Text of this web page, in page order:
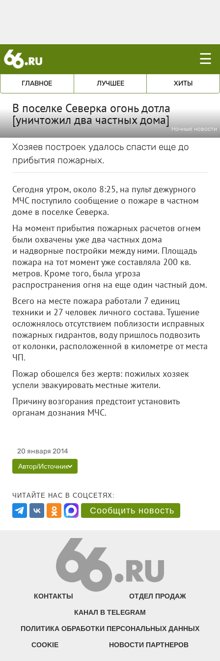
☰
ГЛАВНОЕ ЛУЧШЕЕ ХИТЫ
В поселке Северка огонь дотла
[уничтожил два частных дома]
Ночные новости
Хозяев построек удалось спасти еще до
прибытия пожарных.
Сегодня утром, около 8:25, на пульт дежурного
МЧС поступило сообщение о пожаре в частном
доме в поселке Северка.
На момент прибытия пожарных расчетов огнем
были охвачены уже два частных дома
и надворные постройки между ними. Площадь
пожара на тот момент уже составляла 200 кв.
метров. Кроме того, была угроза
распространения огня на еще один частный дом.
Всего на месте пожара работали 7 единиц
техники и 27 человек личного состава. Тушение
осложнялось отсутствием поблизости исправных
пожарных гидрантов, воду пришлось подвозить
от колонки, расположенной в километре от места
ЧП.
Пожар обошелся без жертв: пожилых хозяек
успели эвакуировать местные жители.
Причину возгорания предстоит установить
органам дознания МЧС.
20 января 2014
Автор/Источник
ЧИТАЙТЕ НАС В СОЦСЕТЯХ:
Сообщить новость
КОНТАКТЫ ОТДЕЛ ПРОДАЖ
КАНАЛ В TELEGRAM
ПОЛИТИКА ОБРАБОТКИ ПЕРСОНАЛЬНЫХ ДАННЫХ
COOKIE НОВОСТИ ПАРТНЕРОВ